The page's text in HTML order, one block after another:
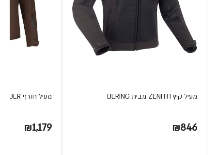
מעיל קיץ ZENITH מבית BERING
₪846
מעיל חורף ZANDER מבית BERING
₪1,179